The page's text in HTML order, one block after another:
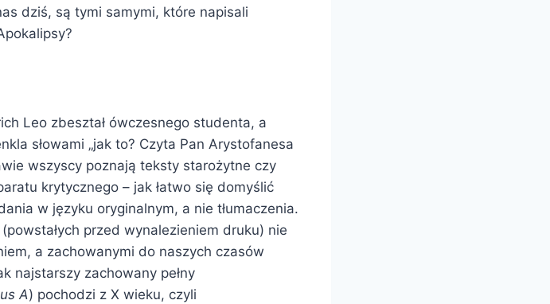
dziś, są tymi samymi, które napisali
Leo zbeształ ówczesnego studenta, a
słowami „jak to? Czyta Pan Arystofanesa
wszyscy poznają teksty starożytne czy
krytycznego – jak łatwo się domyślić
w języku oryginalnym, a nie tłumaczenia.
przed wynalezieniem druku) nie
a zachowanymi do naszych czasów
najstarszy zachowany pełny
A) pochodzi z X wieku, czyli